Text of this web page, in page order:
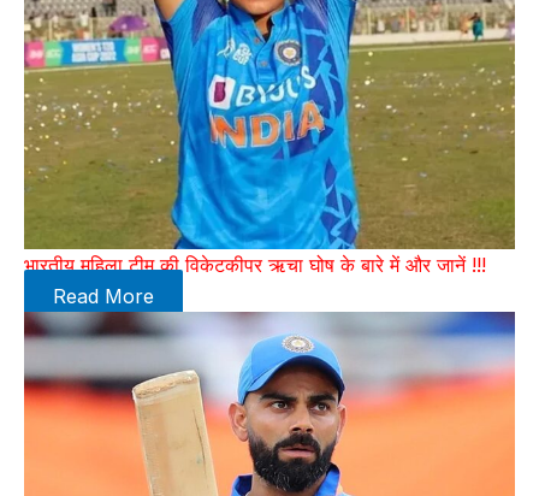
भारतीय महिला टीम की विकेटकीपर ऋचा घोष के बारे में और जानें !!!
Read More